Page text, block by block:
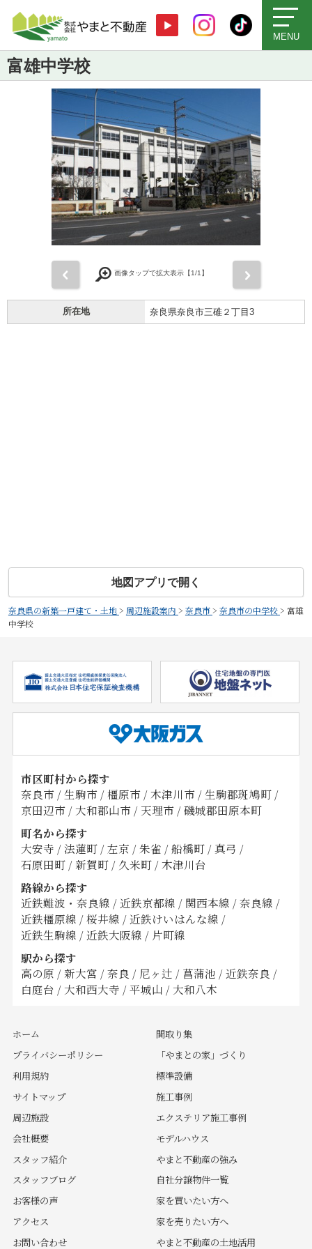
MENU
富雄中学校
画像タップで拡大表示【1/1】
所在地 奈良県奈良市三碓２丁目3
地図アプリで開く
奈良県の新築一戸建て・土地> 周辺施設案内 > 奈良市> 奈良市の中学校> 富雄
中学校
市区町村から探す
奈良市 / 生駒市 / 橿原市 / 木津川市 / 生駒郡斑鳩町 /
京田辺市 / 大和郡山市 / 天理市 / 磯城郡田原本町
町名から探す
大安寺 / 法蓮町 / 左京 / 朱雀 / 船橋町 / 真弓 /
石原田町 / 新賀町 / 久米町 / 木津川台
路線から探す
近鉄難波・奈良線 / 近鉄京都線 / 関西本線 / 奈良線 /
近鉄橿原線 / 桜井線 / 近鉄けいはんな線 /
近鉄生駒線 / 近鉄大阪線 / 片町線
駅から探す
高の原 / 新大宮 / 奈良 / 尼ヶ辻 / 菖蒲池 / 近鉄奈良 /
白庭台 / 大和西大寺 / 平城山 / 大和八木
ホーム
プライバシーポリシー
利用規約
サイトマップ
周辺施設
会社概要
スタッフ紹介
スタッフブログ
お客様の声
アクセス
お問い合わせ
間取り集
「やまとの家」づくり
標準設備
施工事例
エクステリア施工事例
モデルハウス
やまと不動産の強み
自社分譲物件一覧
家を買いたい方へ
家を売りたい方へ
やまと不動産の土地活用